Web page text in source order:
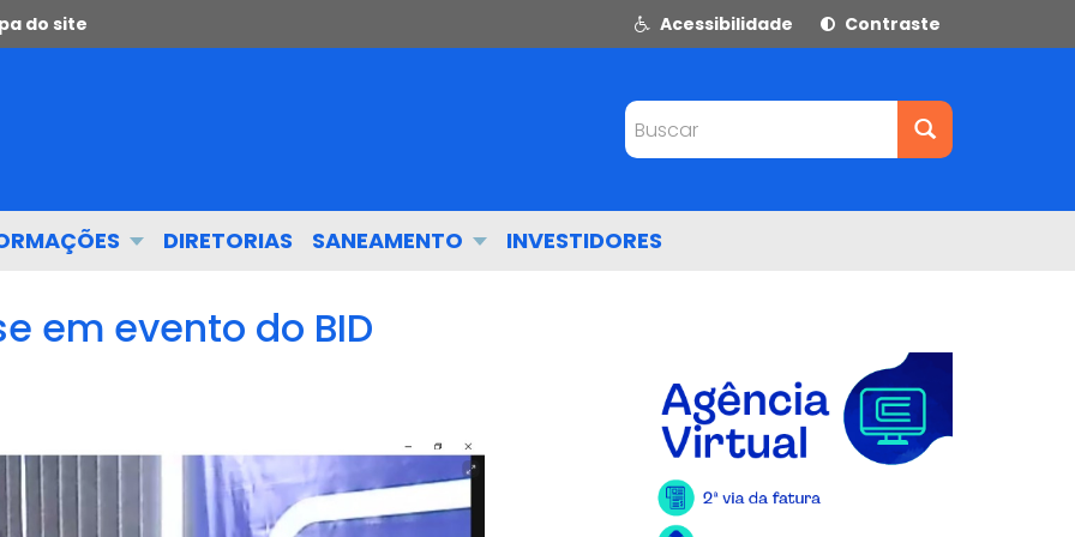
do site Acessibilidade Contraste
Buscar
DIRETORIAS SANEAMENTO INVESTIDORES
em evento do BID